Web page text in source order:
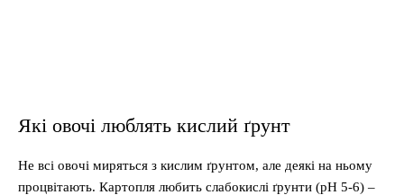
Які овочі люблять кислий ґрунт
Не всі овочі миряться з кислим ґрунтом, але деякі на ньому
процвітають. Картопля любить слабокислі ґрунти (pH 5-6) –